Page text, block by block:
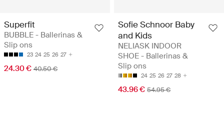
Superfit
BUBBLE - Ballerinas &
Slip ons
23 24 25 26 27
24.30 € 40.50 €
Sofie Schnoor Baby
and Kids
NELIASK INDOOR
SHOE - Ballerinas &
Slip ons
24 25 26 27 28
43.96 € 54.95 €